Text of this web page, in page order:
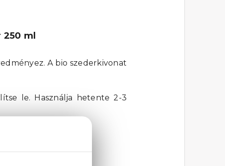
ml
A bio szederkivonat
le. Használja hetente 2-3